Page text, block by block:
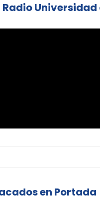
Radio Universidad
en Portada